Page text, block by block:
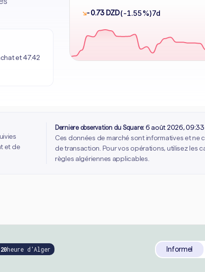
et 47.42
↘- 0.73 DZD(-1.55%)7d
et de
Dernière observation du Square: 6 août 2026, 09:33
Ces données de marché sont informatives et ne
de transaction. Pour vos opérations, utilisez les
règles algériennes applicables.
heure d'Alger Informel